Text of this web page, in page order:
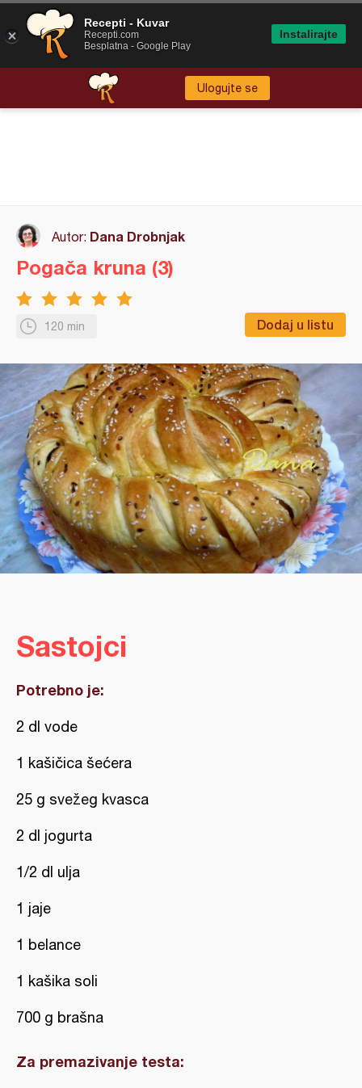
Ulogujte se
Autor: Dana Drobnjak
120 min Dodaj u listu
Pogača kruna (3)
Sastojci
Potrebno je:
2 dl vode
1 kašičica šećera
25 g svežeg kvasca
2 dl jogurta
1/2 dl ulja
1 jaje
1 belance
1 kašika soli
700 g brašna
Za premazivanje testa:
Recepti - Kuvar
Recepti.com
Besplatna - Google Play
Instalirajte